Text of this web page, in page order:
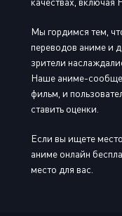
Мы гордимся тем,
переводов аниме и
зрители
Наше аниме-
фильм, и
ставить оценки.
Если вы ищете
аниме онлайн
место для вас.